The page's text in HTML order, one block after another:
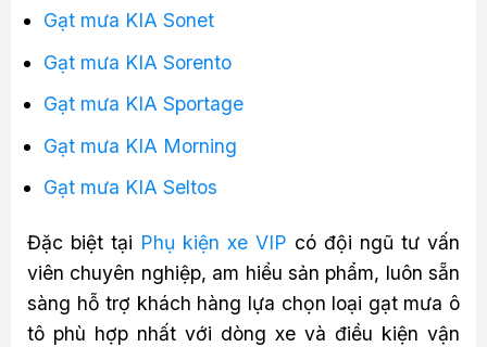
Gạt mưa KIA Sonet
Gạt mưa KIA Sorento
Gạt mưa KIA Sportage
Gạt mưa KIA Morning
Gạt mưa KIA Seltos
Đặc biệt tại Phụ kiện xe VIP có đội ngũ tư vấn
viên chuyên nghiệp, am hiểu sản phẩm, luôn sẵn
sàng hỗ trợ khách hàng lựa chọn loại gạt mưa ô
tô phù hợp nhất với dòng xe và điều kiện vận